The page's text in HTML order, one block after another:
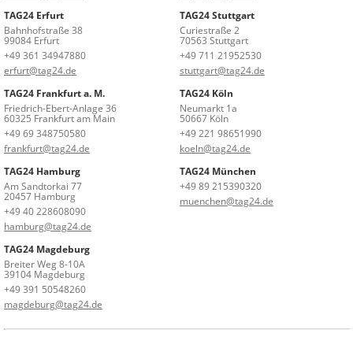
TAG24 Erfurt
Bahnhofstraße 38
99084 Erfurt
+49 361 34947880
erfurt@tag24.de
TAG24 Stuttgart
Curiestraße 2
70563 Stuttgart
+49 711 21952530
stuttgart@tag24.de
TAG24 Frankfurt a. M.
Friedrich-Ebert-Anlage 36
60325 Frankfurt am Main
+49 69 348750580
frankfurt@tag24.de
TAG24 Köln
Neumarkt 1a
50667 Köln
+49 221 98651990
koeln@tag24.de
TAG24 Hamburg
Am Sandtorkai 77
20457 Hamburg
+49 40 228608090
hamburg@tag24.de
TAG24 München
+49 89 215390320
muenchen@tag24.de
TAG24 Magdeburg
Breiter Weg 8-10A
39104 Magdeburg
+49 391 50548260
magdeburg@tag24.de